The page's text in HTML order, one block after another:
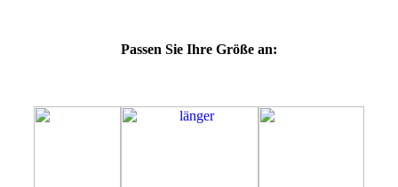
Passen Sie Ihre Größe an: